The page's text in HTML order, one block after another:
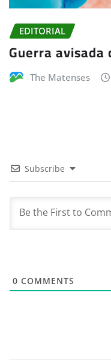
EDITORIAL
Guerra
The Matenses
Subscribe
0 COMMENTS